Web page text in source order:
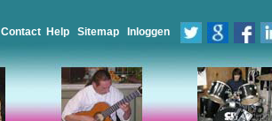
Contact Help Sitemap Inloggen